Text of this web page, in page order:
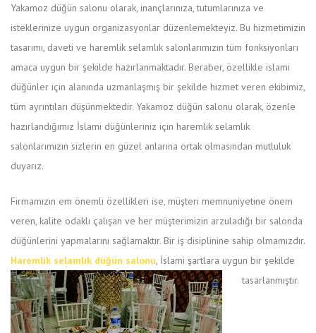
Yakamoz düğün salonu olarak, inançlarınıza, tutumlarınıza ve
isteklerinize uygun organizasyonlar düzenlemekteyiz. Bu hizmetimizin
tasarımı, daveti ve haremlik selamlık salonlarımızın tüm fonksiyonları
amaca uygun bir şekilde hazırlanmaktadır. Beraber, özellikle islami
düğünler için alanında uzmanlaşmış bir şekilde hizmet veren ekibimiz,
tüm ayrıntıları düşünmektedir. Yakamoz düğün salonu olarak, özenle
hazırlandığımız İslami düğünleriniz için haremlik selamlık
salonlarımızın sizlerin en güzel anlarına ortak olmasından mutluluk
duyarız.
Firmamızın em önemli özellikleri ise, müşteri memnuniyetine önem
veren, kalite odaklı çalışan ve her müşterimizin arzuladığı bir salonda
düğünlerini yapmalarını sağlamaktır. Bir iş disiplinine sahip olmamızdır.
Haremlik selamlık düğün salonu , İslami şartlara uygun bir şekilde
tasarlanmıştır.